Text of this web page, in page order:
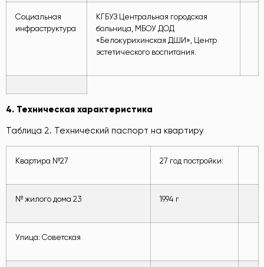
Социальная
инфраструктура
КГБУЗ Центральная городская
больница, МБОУ ДОД
«Белокурихинская ДШИ», Центр
эстетического воспитания.
4. Техническая характеристика
Таблица 2. Технический паспорт на квартиру
Квартира №27 27 год постройки:
№ жилого дома 23 1994 г
Улица: Советская